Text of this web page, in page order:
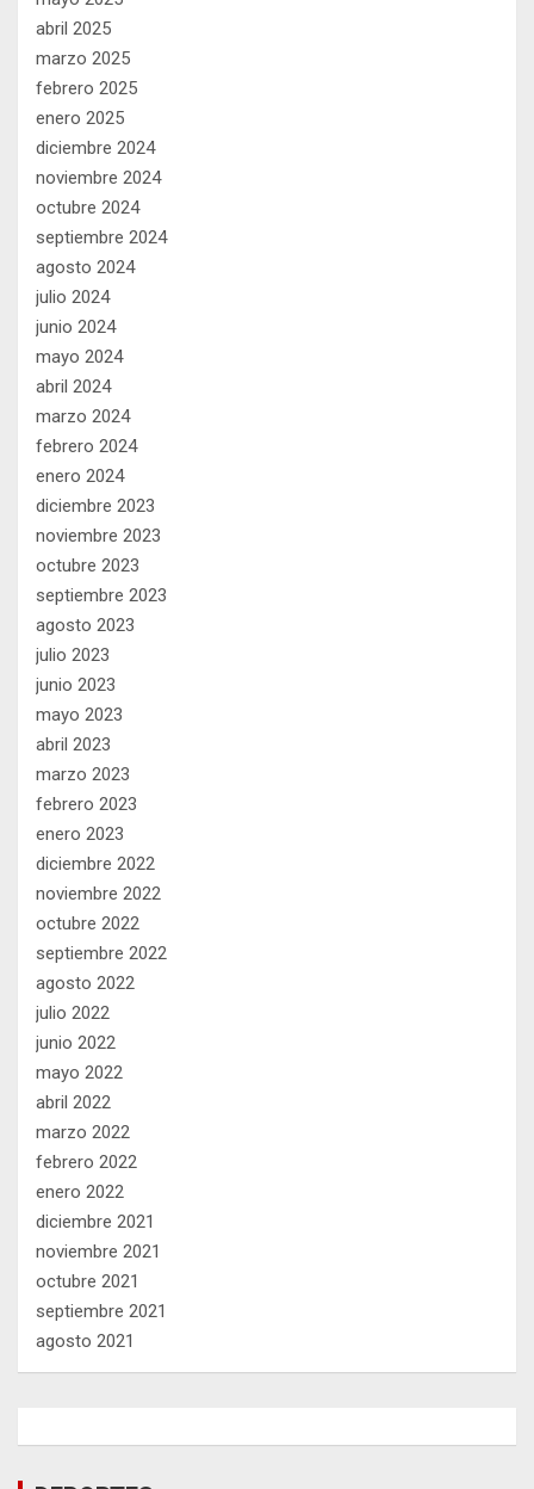
abril 2025
marzo 2025
febrero 2025
enero 2025
diciembre 2024
noviembre 2024
octubre 2024
septiembre 2024
agosto 2024
julio 2024
junio 2024
mayo 2024
abril 2024
marzo 2024
febrero 2024
enero 2024
diciembre 2023
noviembre 2023
octubre 2023
septiembre 2023
agosto 2023
julio 2023
junio 2023
mayo 2023
abril 2023
marzo 2023
febrero 2023
enero 2023
diciembre 2022
noviembre 2022
octubre 2022
septiembre 2022
agosto 2022
julio 2022
junio 2022
mayo 2022
abril 2022
marzo 2022
febrero 2022
enero 2022
diciembre 2021
noviembre 2021
octubre 2021
septiembre 2021
agosto 2021